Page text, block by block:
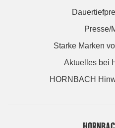
Presse/
Starke Marken
Aktuelles bei
HORNBACH